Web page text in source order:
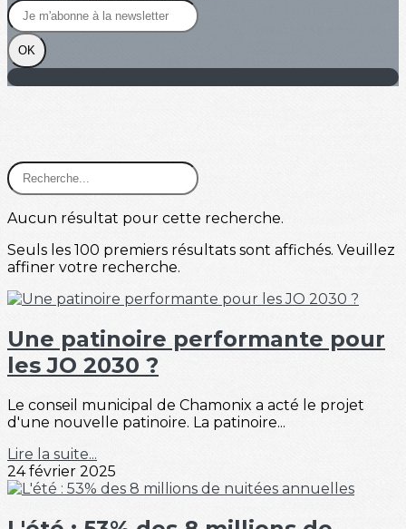
OK
Aucun résultat pour cette recherche.
Seuls les 100 premiers résultats sont affichés. Veuillez
affiner votre recherche.
Une patinoire performante pour
les JO 2030 ?
Le conseil municipal de Chamonix a acté le projet
d'une nouvelle patinoire. La patinoire...
Lire la suite...
24 février 2025